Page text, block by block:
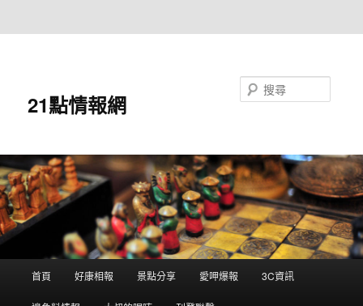
21點情報網
首頁 好康相報 景點分享 愛呷爆報 3C資訊